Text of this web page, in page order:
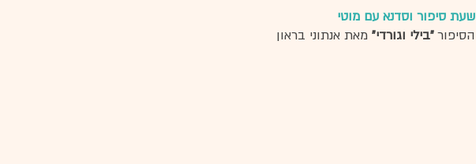
שעת סיפור וסדנא עם מוטי
הסיפור "בילי וגורדי" מאת אנתוני בראון